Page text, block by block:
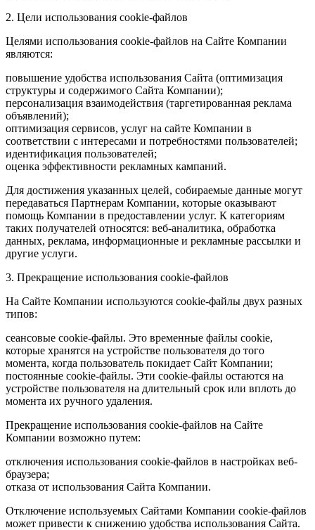
2. Цели использования cookie-файлов
Целями использования cookie-файлов на Сайте Компании
являются:
повышение удобства использования Сайта (оптимизация
структуры и содержимого Сайта Компании);
персонализация взаимодействия (таргетированная реклама
объявлений);
оптимизация сервисов, услуг на сайте Компании в
соответствии с интересами и потребностями пользователей;
идентификация пользователей;
оценка эффективности рекламных кампаний.
Для достижения указанных целей, собираемые данные могут
передаваться Партнерам Компании, которые оказывают
помощь Компании в предоставлении услуг. К категориям
таких получателей относятся: веб-аналитика, обработка
данных, реклама, информационные и рекламные рассылки и
другие услуги.
3. Прекращение использования cookie-файлов
На Сайте Компании используются cookie-файлы двух разных
типов:
сеансовые cookie-файлы. Это временные файлы cookie,
которые хранятся на устройстве пользователя до того
момента, когда пользователь покидает Сайт Компании;
постоянные cookie-файлы. Эти cookie-файлы остаются на
устройстве пользователя на длительный срок или вплоть до
момента их ручного удаления.
Прекращение использования cookie-файлов на Сайте
Компании возможно путем:
отключения использования cookie-файлов в настройках веб-
браузера;
отказа от использования Сайта Компании.
Отключение используемых Сайтами Компании cookie-файлов
может привести к снижению удобства использования Сайта.